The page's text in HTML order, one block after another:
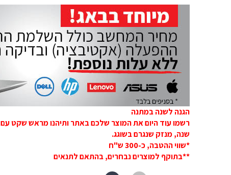
הגנה לשנה במתנה
שנה, מנזק שנגרם בשוגג.
*שווי ההטבה, כ-300 ש"ח
**בתוקף למוצרים נבחרים, בהתאם לתנאים